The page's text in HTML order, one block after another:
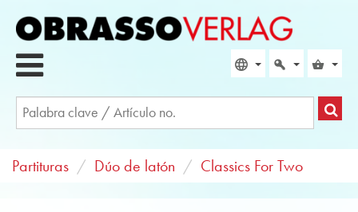
Partituras Dúo de latón Classics For Two